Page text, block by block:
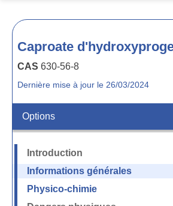
Caproate
CAS 630-56-8
Dernière mise à jour le 26/03/2024
Options
Introduction
Informations générales
Physico-chimie